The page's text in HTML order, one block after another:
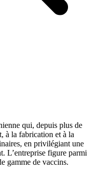
qui, depuis plus de
à la fabrication et à la
en privilégiant une
L’entreprise figure parmi
gamme de vaccins.